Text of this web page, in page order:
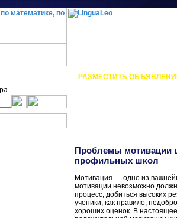
РАЗМЕСТИТЬ
Проблемы мотивации
профильных школ
Мотивация — одно из
мотивации невозможно
процесс, добиться высоких
ученики, как правило,
хороших оценок. В